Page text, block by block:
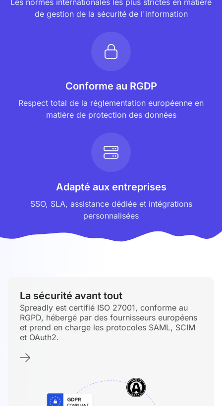
de gestion de la sécurité de l'information
Conforme au RGDP
Respect total de la réglementation européenne en
matière de protection des données
Adapté aux entreprises
SSO, SLA, assistance dédiée et intégrations
personnalisées
La sécurité avant tout
Spreadly est certifié ISO 27001, conforme au
RGPD, hébergé par des fournisseurs européens
et prend en charge les protocoles SAML, SCIM
et OAuth2.